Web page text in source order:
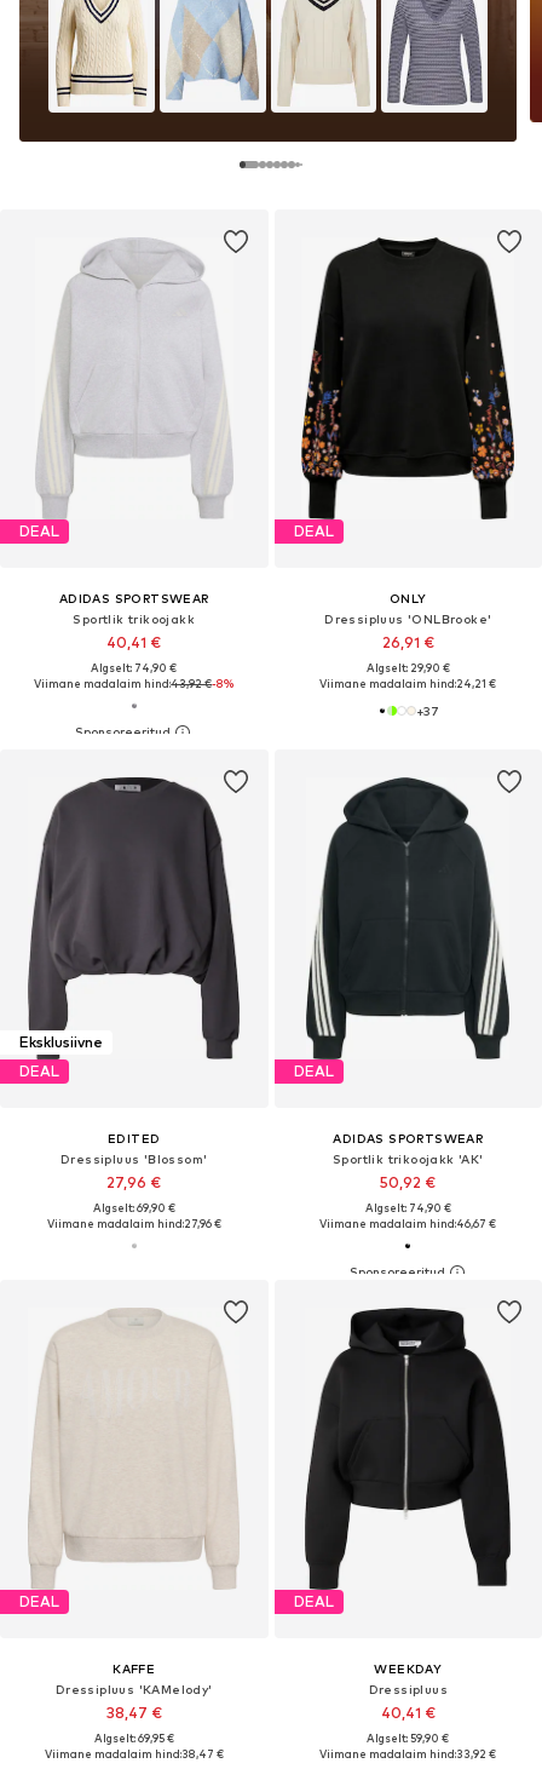
DEAL
ADIDAS SPORTSWEAR
Sportlik trikoojakk
40,41 €
Algselt: 74,90 €
Viimane madalaim hind:43,92 €-8%
DEAL
ONLY
Dressipluus 'ONLBrooke'
26,91 €
Algselt: 29,90 €
Viimane madalaim hind:24,21 €
+37
Eksklusiivne
DEAL
EDITED
Dressipluus 'Blossom'
27,96 €
Algselt: 69,90 €
Viimane madalaim hind:27,96 €
DEAL
ADIDAS SPORTSWEAR
Sportlik trikoojakk 'AK'
50,92 €
Algselt: 74,90 €
Viimane madalaim hind:46,67 €
DEAL
KAFFE
Dressipluus 'KAMelody'
38,47 €
Algselt: 69,95 €
Viimane madalaim hind:38,47 €
DEAL
WEEKDAY
Dressipluus
40,41 €
Algselt: 59,90 €
Viimane madalaim hind:33,92 €